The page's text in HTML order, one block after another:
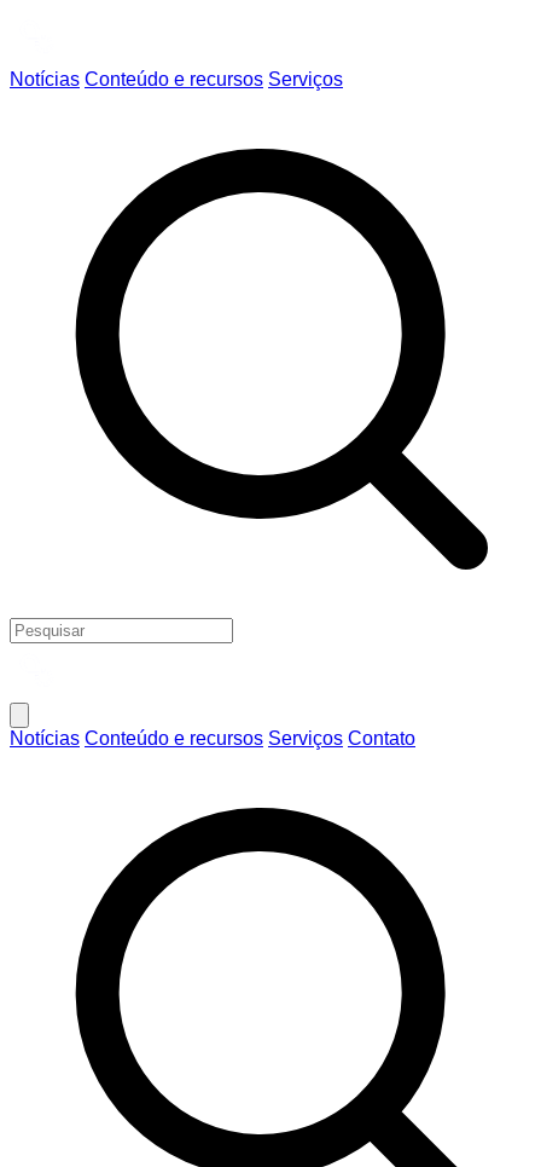
Notícias Conteúdo e recursos Serviços
Notícias Conteúdo e recursos Serviços Contato